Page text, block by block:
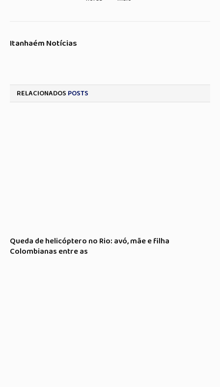
Itanhaém Notícias
RELACIONADOS POSTS
Queda de helicóptero no Rio: avó, mãe e filha
Colombianas entre as